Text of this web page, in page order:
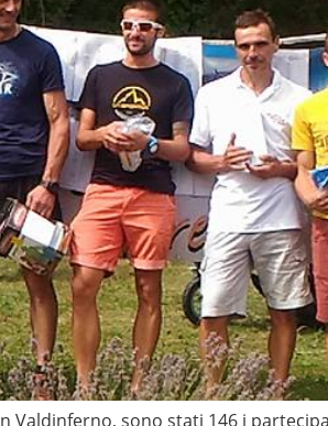
sono stati 146 i